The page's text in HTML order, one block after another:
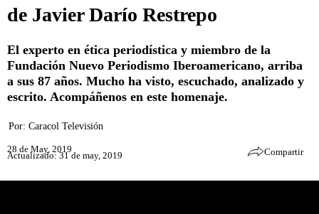
de Javier Darío Restrepo
El experto en ética periodística y miembro de la
Fundación Nuevo Periodismo Iberoamericano, arriba
a sus 87 años. Mucho ha visto, escuchado, analizado y
escrito. Acompáñenos en este homenaje.
Por: Caracol Televisión
28 de May, 2019
Actualizado: 31 de may, 2019 Compartir